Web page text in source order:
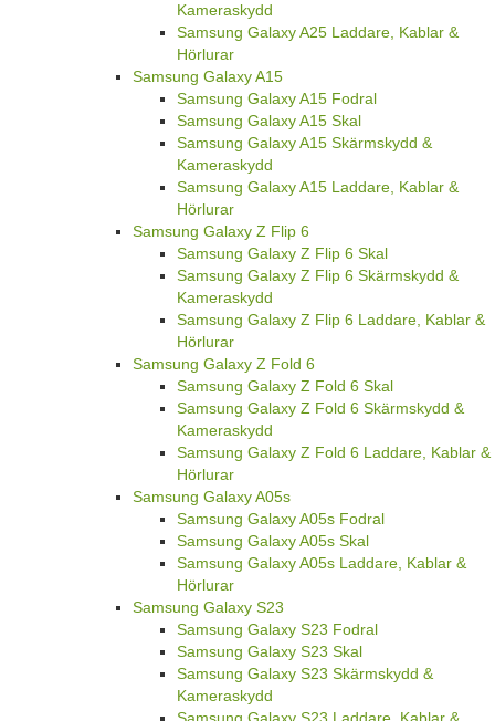
Kameraskydd
Samsung Galaxy A25 Laddare, Kablar &
Hörlurar
Samsung Galaxy A15
Samsung Galaxy A15 Fodral
Samsung Galaxy A15 Skal
Samsung Galaxy A15 Skärmskydd &
Kameraskydd
Samsung Galaxy A15 Laddare, Kablar &
Hörlurar
Samsung Galaxy Z Flip 6
Samsung Galaxy Z Flip 6 Skal
Samsung Galaxy Z Flip 6 Skärmskydd &
Kameraskydd
Samsung Galaxy Z Flip 6 Laddare, Kablar &
Hörlurar
Samsung Galaxy Z Fold 6
Samsung Galaxy Z Fold 6 Skal
Samsung Galaxy Z Fold 6 Skärmskydd &
Kameraskydd
Samsung Galaxy Z Fold 6 Laddare, Kablar &
Hörlurar
Samsung Galaxy A05s
Samsung Galaxy A05s Fodral
Samsung Galaxy A05s Skal
Samsung Galaxy A05s Laddare, Kablar &
Hörlurar
Samsung Galaxy S23
Samsung Galaxy S23 Fodral
Samsung Galaxy S23 Skal
Samsung Galaxy S23 Skärmskydd &
Kameraskydd
Samsung Galaxy S23 Laddare, Kablar &